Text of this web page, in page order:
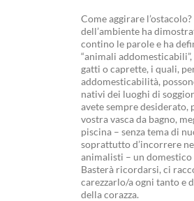
Come aggirare
dell’ambiente ha
contino le parole e ha
“animali
gatti o caprette, i quali,
addomesticabilità,
nativi dei luoghi di
avete sempre desiderato,
vostra vasca da bagno,
piscina – senza tema di
soprattutto d’incorrere
animalisti – un
Basterà ricordarsi, ci
carezzarlo/a ogni tanto e
della corazza.